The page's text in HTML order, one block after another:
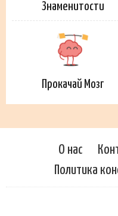
Знаменитости
Прокачай Мозг
О нас
Политика